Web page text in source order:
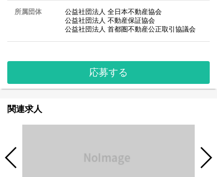
所属団体
公益社団法人 全日本不動産協会
公益社団法人 不動産保証協会
公益社団法人 首都圏不動産公正取引協議会
応募する
関連求人